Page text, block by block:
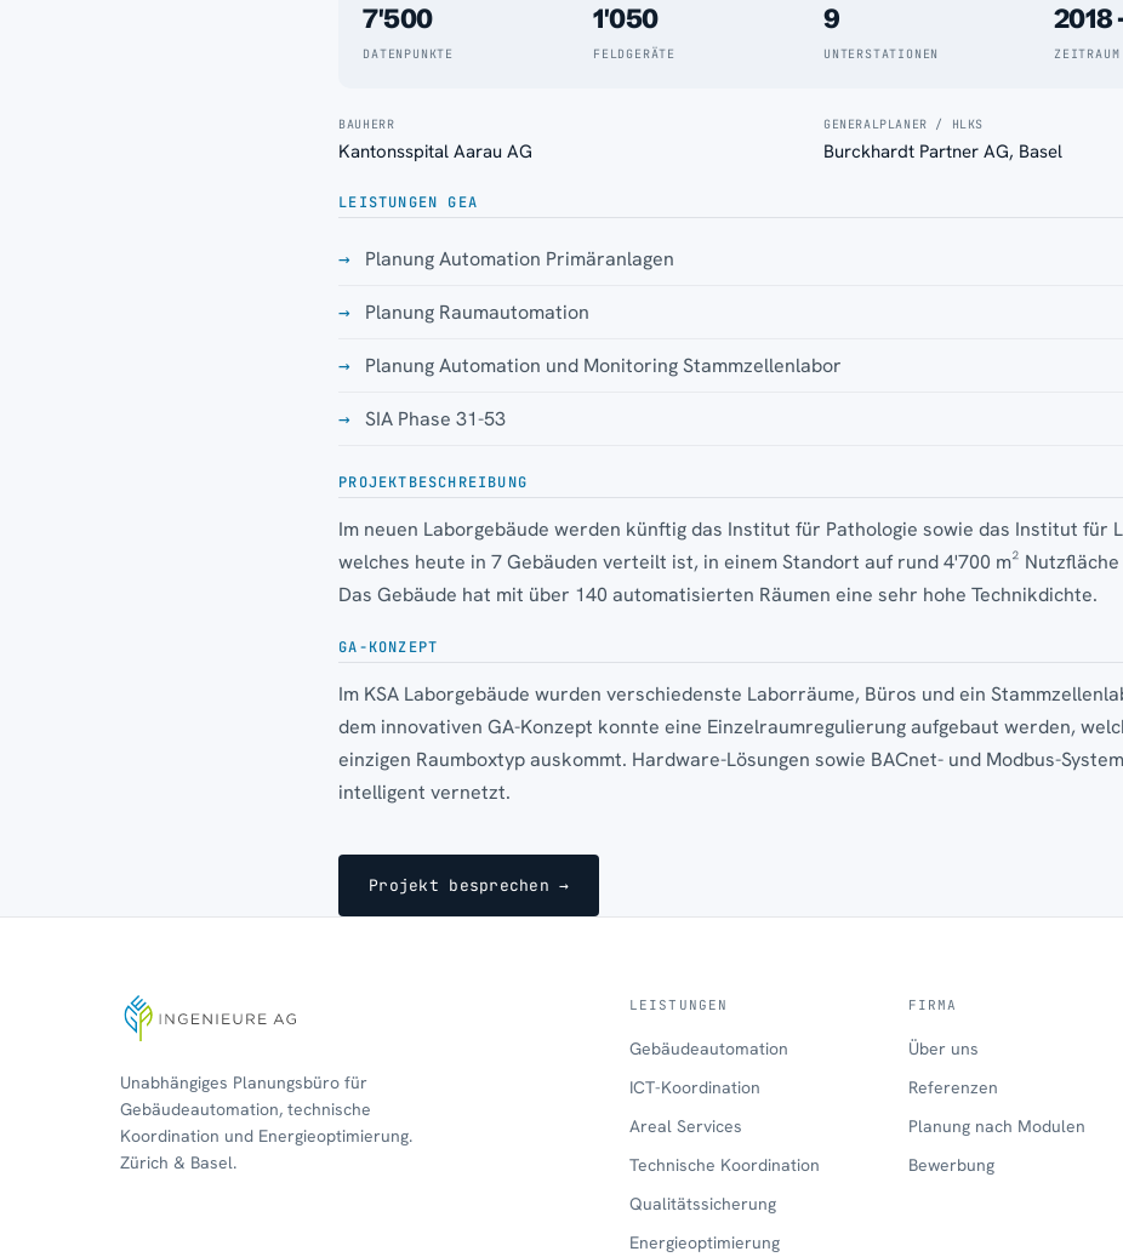
7'500
DATENPUNKTE
1'050
FELDGERÄTE
9
UNTERSTATIONEN
2018
ZEITRAUM
BAUHERR
Kantonsspital Aarau AG
GENERALPLANER / HLKS
Burckhardt Partner AG, Basel
LEISTUNGEN GEA
Planung Automation Primäranlagen
Planung Raumautomation
Planung Automation und Monitoring Stammzellenlabor
SIA Phase 31-53
PROJEKTBESCHREIBUNG
Im neuen Laborgebäude werden künftig das Institut für Pathologie sowie das Institut für
welches heute in 7 Gebäuden verteilt ist, in einem Standort auf rund 4'700 m²
Das Gebäude hat mit über 140 automatisierten Räumen eine sehr hohe Technikdichte.
GA-KONZEPT
Im KSA Laborgebäude wurden verschiedenste Laborräume, Büros und ein
dem innovativen GA-Konzept konnte eine Einzelraumregulierung aufgebaut werden,
einzigen Raumboxtyp auskommt. Hardware-Lösungen sowie BACnet- und Modbus-
intelligent vernetzt.
Projekt besprechen →
Unabhängiges Planungsbüro für
Gebäudeautomation, technische
Koordination und Energieoptimierung.
Zürich & Basel.
LEISTUNGEN
Gebäudeautomation
ICT-Koordination
Areal Services
Technische Koordination
Qualitätssicherung
Energieoptimierung
FIRMA
Über uns
Referenzen
Planung nach Modulen
Bewerbung